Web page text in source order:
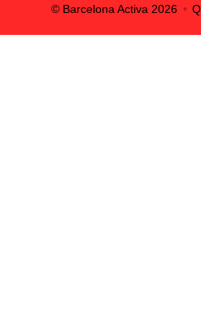
© Barcelona Activa 2026